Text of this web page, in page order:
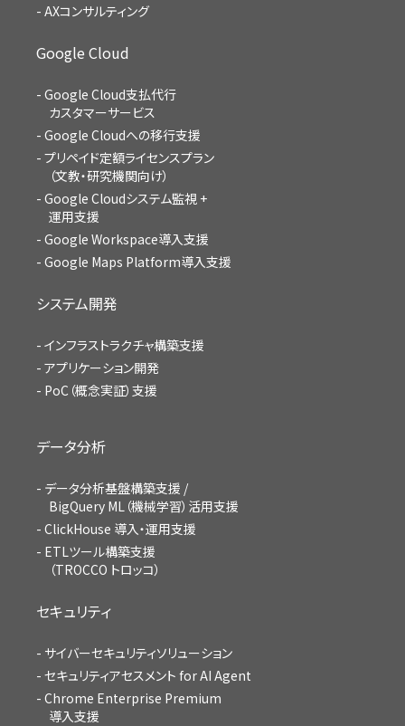
AXコンサルティング
Google Cloud
Google Cloud支払代行
カスタマーサービス
Google Cloudへの移行支援
プリペイド定額ライセンスプラン
（文教・研究機関向け）
Google Cloudシステム監視 +
運用支援
Google Workspace導入支援
Google Maps Platform導入支援
システム開発
インフラストラクチャ構築支援
アプリケーション開発
PoC（概念実証）支援
データ分析
データ分析基盤構築支援 /
BigQuery ML（機械学習）活用支援
ClickHouse 導入・運用支援
ETLツール構築支援
（TROCCO トロッコ）
セキュリティ
サイバーセキュリティソリューション
セキュリティアセスメント for AI Agent
Chrome Enterprise Premium
導入支援